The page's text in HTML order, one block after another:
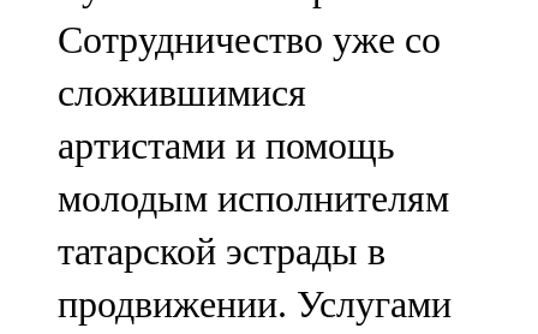
Сотрудничество уже со
сложившимися
артистами и помощь
молодым исполнителям
татарской эстрады в
продвижении. Услугами